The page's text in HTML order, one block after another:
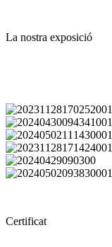
La nostra exposició
Certificat